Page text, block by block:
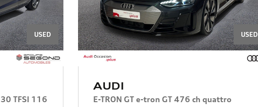
USED
TFSI 116
USED
AUDI
E-TRON GT e-tron GT 476 ch quattro